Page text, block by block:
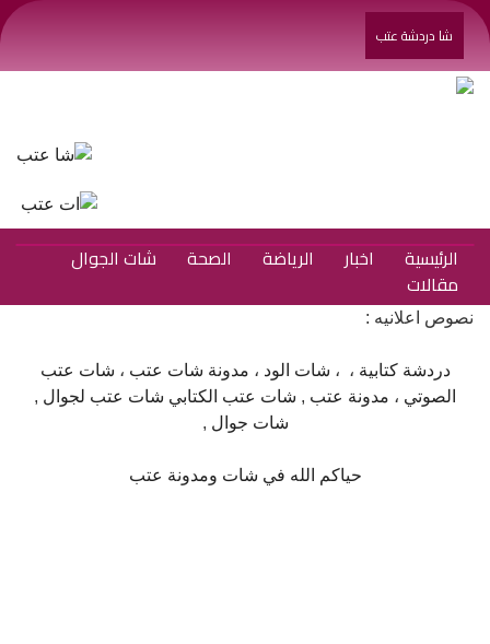
شا دردشة عتب
الرئيسية اخبار الرياضة الصحة
شات الجوال
مقالات
نصوص اعلانيه :
دردشة كتابية ، ، شات الود ، مدونة شات عتب ، شات عتب
الصوتي ، مدونة عتب , شات عتب الكتابي شات عتب لجوال ,
شات جوال ,
حياكم الله في شات ومدونة عتب